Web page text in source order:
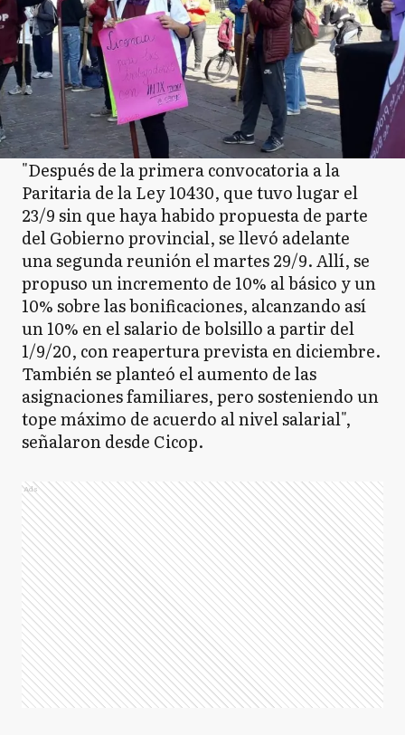
"Después de la primera convocatoria a la
Paritaria de la Ley 10430, que tuvo lugar el
23/9 sin que haya habido propuesta de parte
del Gobierno provincial, se llevó adelante
una segunda reunión el martes 29/9. Allí, se
propuso un incremento de 10% al básico y un
10% sobre las bonificaciones, alcanzando así
un 10% en el salario de bolsillo a partir del
1/9/20, con reapertura prevista en diciembre.
También se planteó el aumento de las
asignaciones familiares, pero sosteniendo un
tope máximo de acuerdo al nivel salarial",
señalaron desde Cicop.
Ads